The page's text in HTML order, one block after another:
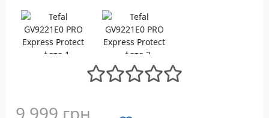
9 999 грн